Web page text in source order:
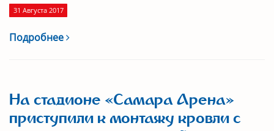
31 Августа 2017
Подробнее
На стадионе «Самара Арена»
приступили к монтажу кровли с